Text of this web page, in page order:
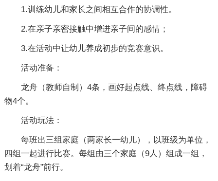
1.训练幼儿和家长之间相互合作的协调性。
2.在亲子亲密接触中增进亲子间的感情；
3.在活动中让幼儿养成初步的竞赛意识。
活动准备：
龙舟（教师自制）4条，画好起点线、终点线，障碍
物4个。
活动玩法：
每班出三组家庭（两家长一幼儿），以班级为单位，
四组一起进行比赛。每组由三个家庭（9人）组成一组，
划着“龙舟”前行。